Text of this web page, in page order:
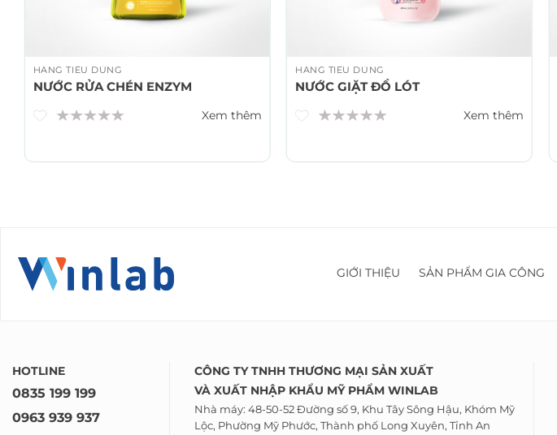
HÀNG TIÊU DÙNG
NƯỚC RỬA CHÉN ENZYM
Xem thêm
HÀNG TIÊU DÙNG
NƯỚC GIẶT ĐỒ LÓT
Xem thêm
GIỚI THIỆU SẢN PHẨM GIA CÔNG
HOTLINE
0835 199 199
0963 939 937
CÔNG TY TNHH THƯƠNG MẠI SẢN XUẤT
VÀ XUẤT NHẬP KHẨU MỸ PHẨM WINLAB
Nhà máy: 48-50-52 Đường số 9, Khu Tây Sông Hậu, Khóm Mỹ
Lộc, Phường Mỹ Phước, Thành phố Long Xuyên, Tỉnh An